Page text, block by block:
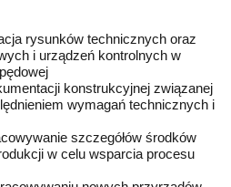
rysunków technicznych oraz
i urządzeń kontrolnych w
konstrukcyjnej związanej
wymagań technicznych i
szczegółów środków
w celu wsparcia procesu